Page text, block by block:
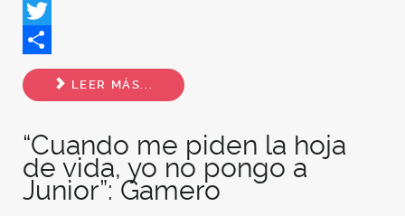
Facebook
Twitter
Share
LEER MÁS...
“Cuando me piden la hoja
de vida, yo no pongo a
Junior”: Gamero